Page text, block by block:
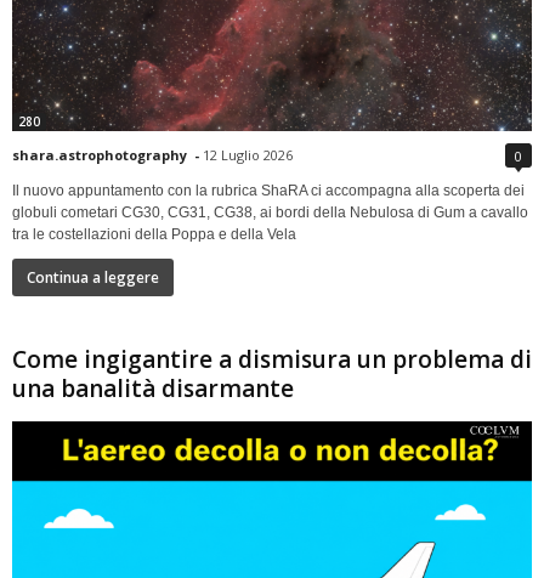
280
shara.astrophotography - 12 Luglio 2026 0
Il nuovo appuntamento con la rubrica ShaRA ci accompagna alla scoperta dei
globuli cometari CG30, CG31, CG38, ai bordi della Nebulosa di Gum a cavallo
tra le costellazioni della Poppa e della Vela
Continua a leggere
Come ingigantire a dismisura un problema di
una banalità disarmante